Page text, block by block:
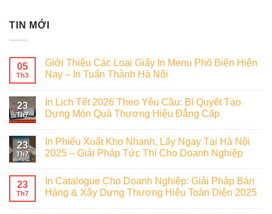
TIN MỚI
05
Th3
Giới Thiệu Các Loại Giấy In Menu Phổ Biến Hiện
Nay – In Tuấn Thành Hà Nội
23
Th7
In Lịch Tết 2026 Theo Yêu Cầu: Bí Quyết Tạo
Dựng Món Quà Thương Hiệu Đẳng Cấp
23
Th7
In Phiếu Xuất Kho Nhanh, Lấy Ngay Tại Hà Nội
2025 – Giải Pháp Tức Thì Cho Doanh Nghiệp
23
Th7
In Catalogue Cho Doanh Nghiệp: Giải Pháp Bán
Hàng & Xây Dựng Thương Hiệu Toàn Diện 2025